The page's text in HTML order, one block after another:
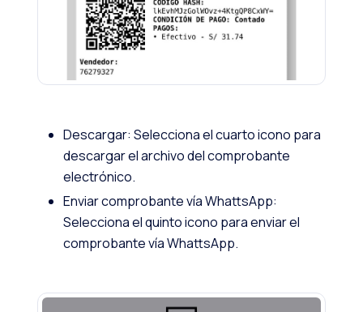
Descargar: Selecciona el cuarto icono para
descargar el archivo del comprobante
electrónico.
Enviar comprobante vía WhattsApp:
Selecciona el quinto icono para enviar el
comprobante vía WhattsApp.